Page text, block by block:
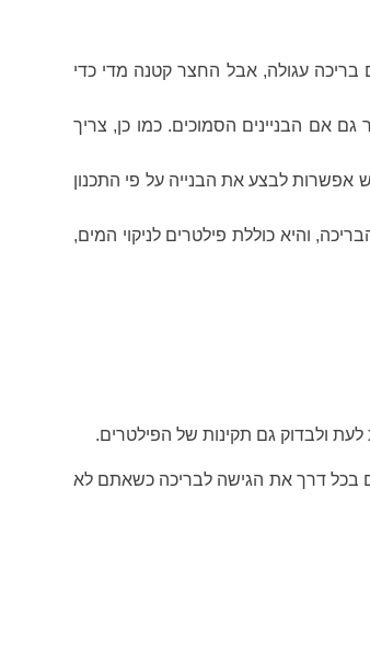
בריכה עגולה, אבל החצר קטנה מדי כדי
אם הבניינים הסמוכים. כמו כן, צריך
לבצע את הבנייה על פי התכנון
והיא כוללת פילטרים לניקוי המים,
ולבדוק גם תקינות של הפילטרים.
בכל דרך את הגישה לבריכה כשאתם לא